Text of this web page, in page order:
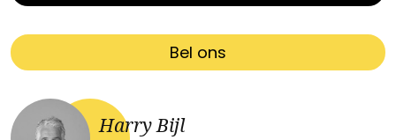
Bel ons
Harry Bijl